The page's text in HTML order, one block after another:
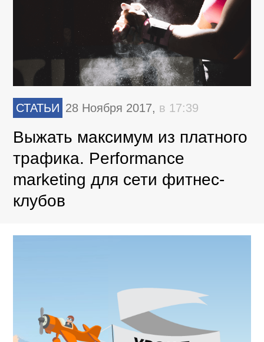
СТАТЬИ 28 Ноября 2017, в 17:39
Выжать максимум из платного
трафика. Performance
marketing для сети фитнес-
клубов